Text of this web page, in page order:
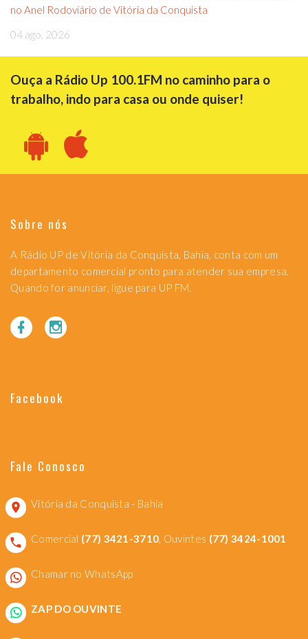
no Anel Rodoviário de Vitória da Conquista
04 ago, 2026
Ouça a Rádio Up 100.1FM no caminho para o
trabalho, indo para casa ou onde quiser!
Sobre nós
A Rádio UP de Vitória da Conquista, Bahia, conta com um
departamento comercial pronto para atender sua empresa.
Quando for anunciar, ligue para UP FM.
Facebook
Fale Conosco
Vitória da Conquista - Bahia
Comercial (77) 3421-3710, Ouvintes (77) 3424-1001
Chamar no WhatsApp
ZAP DO OUVINTE